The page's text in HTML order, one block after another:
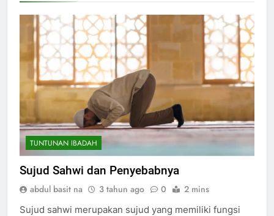
TUNTUNAN IBADAH
Sujud Sahwi dan Penyebabnya
abdul basit na 3 tahun ago 0 2 mins
Sujud sahwi merupakan sujud yang memiliki fungsi